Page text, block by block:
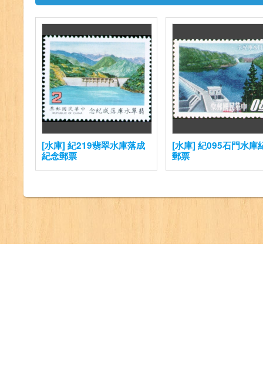
[水庫] 紀219翡翠水庫落成
紀念郵票
[水庫] 紀095石門水庫
郵票